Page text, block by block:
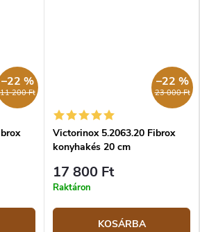
11 200 Ft
–22 %
23 000 Ft
–22 %
Victorinox 5.2063.20 Fibrox
konyhakés 20 cm
17 800 Ft
Raktáron
KOSÁRBA